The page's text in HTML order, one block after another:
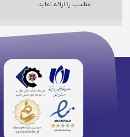
مناسب را ارائه نماید.